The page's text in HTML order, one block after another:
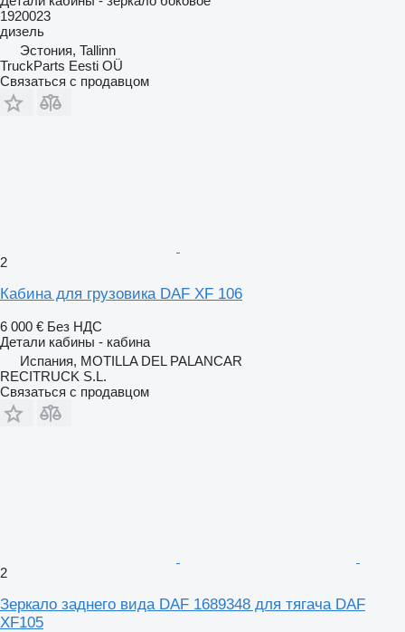
1920023
дизель
Эстония, Tallinn
TruckParts Eesti OÜ
Связаться с продавцом
2
Кабина для грузовика DAF XF 106
6 000 € Без НДС
Детали кабины - кабина
Испания, MOTILLA DEL PALANCAR
RECITRUCK S.L.
Связаться с продавцом
2
Зеркало заднего вида DAF 1689348 для тягача DAF
XF105